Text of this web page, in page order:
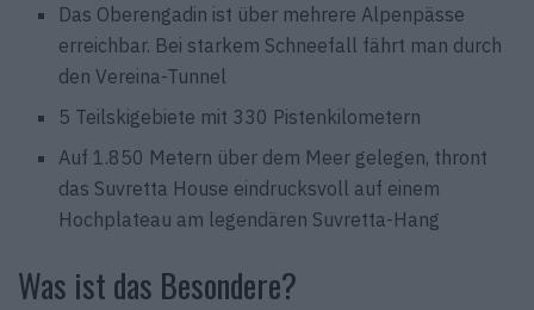
Das Oberengadin ist über mehrere Alpenpässe
erreichbar. Bei starkem Schneefall fährt man durch
den Vereina-Tunnel
5 Teilskigebiete mit 330 Pistenkilometern
Auf 1.850 Metern über dem Meer gelegen, thront
das Suvretta House eindrucksvoll auf einem
Hochplateau am legendären Suvretta-Hang
Was ist das Besondere?